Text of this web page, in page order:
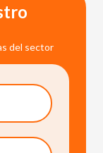
del sector